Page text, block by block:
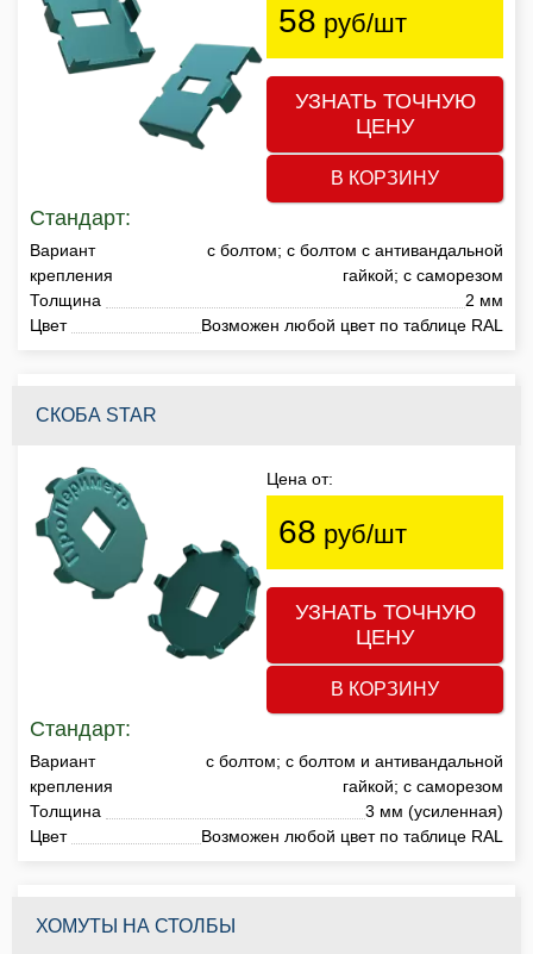
58 руб/шт
УЗНАТЬ ТОЧНУЮ
ЦЕНУ
В КОРЗИНУ
Стандарт:
Вариант
крепления
с болтом; с болтом с антивандальной
гайкой; с саморезом
Толщина
2 мм
Цвет
Возможен любой цвет по таблице RAL
СКОБА STAR
Цена от:
68 руб/шт
УЗНАТЬ ТОЧНУЮ
ЦЕНУ
В КОРЗИНУ
Стандарт:
Вариант
крепления
с болтом; с болтом и антивандальной
гайкой; с саморезом
Толщина
3 мм (усиленная)
Цвет
Возможен любой цвет по таблице RAL
ХОМУТЫ НА СТОЛБЫ